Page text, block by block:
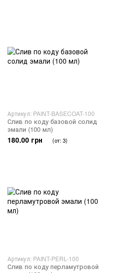
Артикул: PAINT-BASECOAT-100
Слив по коду базовой солид
эмали (100 мл)
180.00 грн (от: 3)
Артикул: PAINT-PERL-100
Слив по коду перламутровой